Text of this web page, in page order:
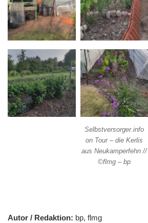
Selbstversorger.info
on Tour – die Kerlis
aus Neukamperfehn //
©flmg – bp
Autor / Redaktion: bp, flmg